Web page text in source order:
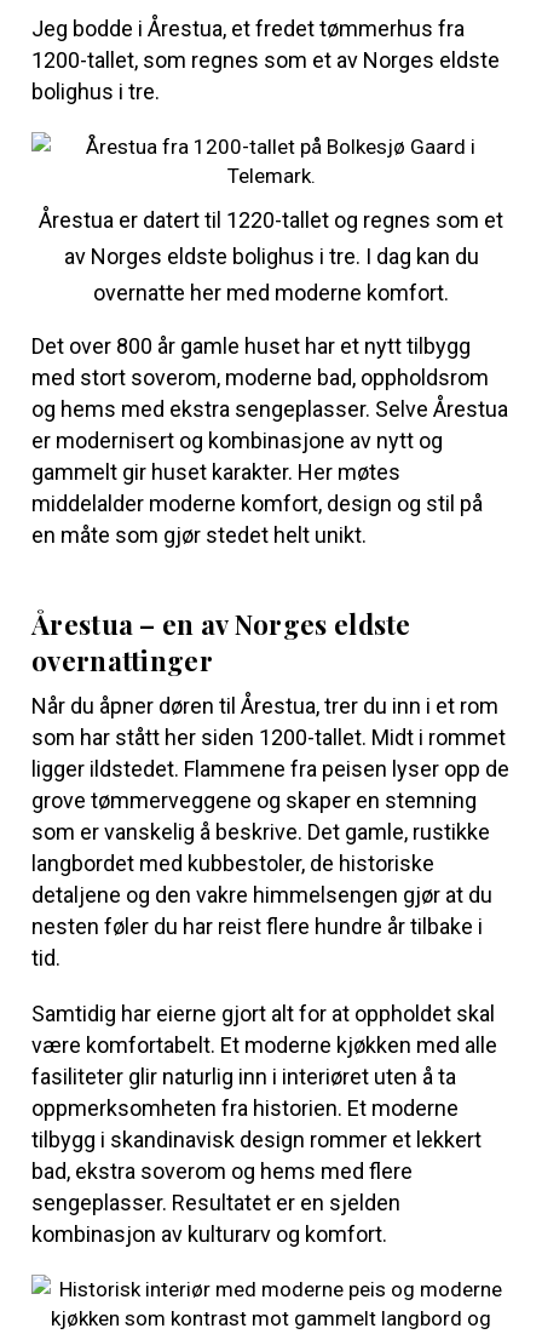
Jeg bodde i Årestua, et fredet tømmerhus fra
1200-tallet, som regnes som et av Norges eldste
bolighus i tre.
Årestua er datert til 1220-tallet og regnes som et
av Norges eldste bolighus i tre. I dag kan du
overnatte her med moderne komfort.
Det over 800 år gamle huset har et nytt tilbygg
med stort soverom, moderne bad, oppholdsrom
og hems med ekstra sengeplasser. Selve Årestua
er modernisert og kombinasjone av nytt og
gammelt gir huset karakter. Her møtes
middelalder moderne komfort, design og stil på
en måte som gjør stedet helt unikt.
Årestua – en av Norges eldste
overnattinger
Når du åpner døren til Årestua, trer du inn i et rom
som har stått her siden 1200-tallet. Midt i rommet
ligger ildstedet. Flammene fra peisen lyser opp de
grove tømmerveggene og skaper en stemning
som er vanskelig å beskrive. Det gamle, rustikke
langbordet med kubbestoler, de historiske
detaljene og den vakre himmelsengen gjør at du
nesten føler du har reist flere hundre år tilbake i
tid.
Samtidig har eierne gjort alt for at oppholdet skal
være komfortabelt. Et moderne kjøkken med alle
fasiliteter glir naturlig inn i interiøret uten å ta
oppmerksomheten fra historien. Et moderne
tilbygg i skandinavisk design rommer et lekkert
bad, ekstra soverom og hems med flere
sengeplasser. Resultatet er en sjelden
kombinasjon av kulturarv og komfort.